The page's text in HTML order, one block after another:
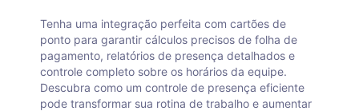
Tenha uma integração perfeita com cartões de
ponto para garantir cálculos precisos de folha de
pagamento, relatórios de presença detalhados e
controle completo sobre os horários da equipe.
Descubra como um controle de presença eficiente
pode transformar sua rotina de trabalho e aumentar